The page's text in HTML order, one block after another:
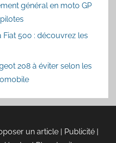
général en moto GP
500 : découvrez les
208 à éviter selon les
un article | Publicité |